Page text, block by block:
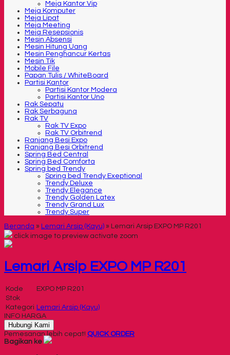
Meja Kantor Vip
Meja Komputer
Meja Lipat
Meja Meeting
Meja Resepsionis
Mesin Absensi
Mesin Hitung Uang
Mesin Penghancur Kertas
Mesin Tik
Mobile File
Papan Tulis / WhiteBoard
Partisi Kantor
Partisi Kantor Modera
Partisi Kantor Uno
Rak Sepatu
Rak Serbaguna
Rak TV
Rak TV Expo
Rak TV Orbitrend
Ranjang Besi Expo
Ranjang Besi Orbitrend
Spring Bed Central
Spring Bed Comforta
Spring bed Trendy
Spring bed Trendy Exeptional
Trendy Deluxe
Trendy Elegance
Trendy Golden Latex
Trendy Grand Lux
Trendy Super
Beranda » Lemari Arsip (Kayu) » Lemari Arsip EXPO MP R201
click image to preview activate zoom
Lemari Arsip EXPO MP R201
Kode
EXPO MP R201
Stok
Kategori Lemari Arsip (Kayu)
INFO HARGA
Hubungi Kami
Pemesanan lebih cepat! QUICK ORDER
Bagikan ke